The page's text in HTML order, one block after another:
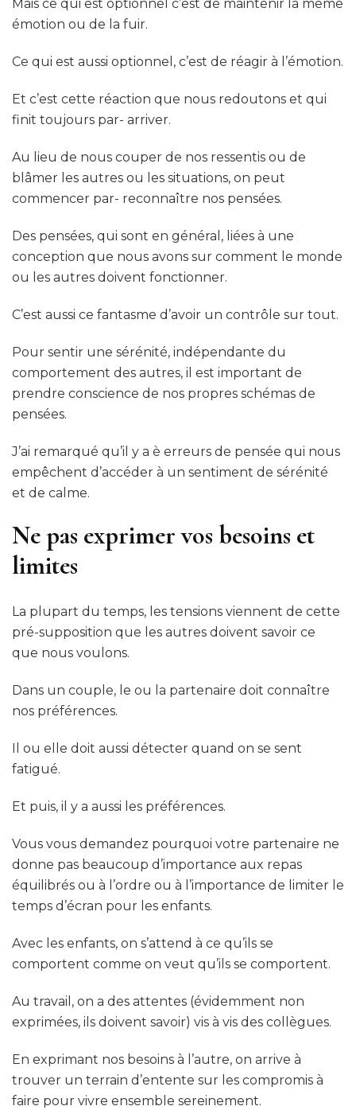
Mais ce qui est optionnel c’est de maintenir la même
émotion ou de la fuir.
Ce qui est aussi optionnel, c’est de réagir à l’émotion.
Et c’est cette réaction que nous redoutons et qui
finit toujours par- arriver.
Au lieu de nous couper de nos ressentis ou de
blâmer les autres ou les situations, on peut
commencer par- reconnaître nos pensées.
Des pensées, qui sont en général, liées à une
conception que nous avons sur comment le monde
ou les autres doivent fonctionner.
C’est aussi ce fantasme d’avoir un contrôle sur tout.
Pour sentir une sérénité, indépendante du
comportement des autres, il est important de
prendre conscience de nos propres schémas de
pensées.
J’ai remarqué qu’il y a è erreurs de pensée qui nous
empêchent d’accéder à un sentiment de sérénité
et de calme.
Ne pas exprimer vos besoins et
limites
La plupart du temps, les tensions viennent de cette
pré-supposition que les autres doivent savoir ce
que nous voulons.
Dans un couple, le ou la partenaire doit connaître
nos préférences.
Il ou elle doit aussi détecter quand on se sent
fatigué.
Et puis, il y a aussi les préférences.
Vous vous demandez pourquoi votre partenaire ne
donne pas beaucoup d’importance aux repas
équilibrés ou à l’ordre ou à l’importance de limiter le
temps d’écran pour les enfants.
Avec les enfants, on s’attend à ce qu’ils se
comportent comme on veut qu’ils se comportent.
Au travail, on a des attentes (évidemment non
exprimées, ils doivent savoir) vis à vis des collègues.
En exprimant nos besoins à l’autre, on arrive à
trouver un terrain d’entente sur les compromis à
faire pour vivre ensemble sereinement.